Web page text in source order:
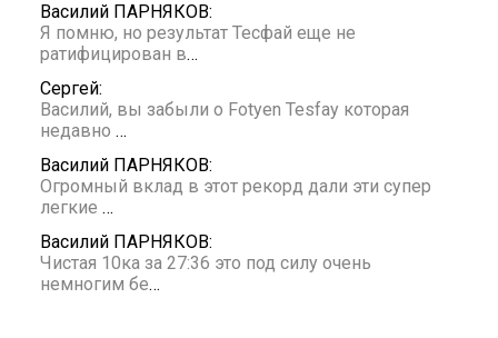
Василий ПАРНЯКОВ:
Я помню, но результат Тесфай еще не
ратифицирован в…
Сергей:
Василий, вы забыли о Fotyen Tesfay которая
недавно …
Василий ПАРНЯКОВ:
Огромный вклад в этот рекорд дали эти супер
легкие …
Василий ПАРНЯКОВ:
Чистая 10ка за 27:36 это под силу очень
немногим бе…